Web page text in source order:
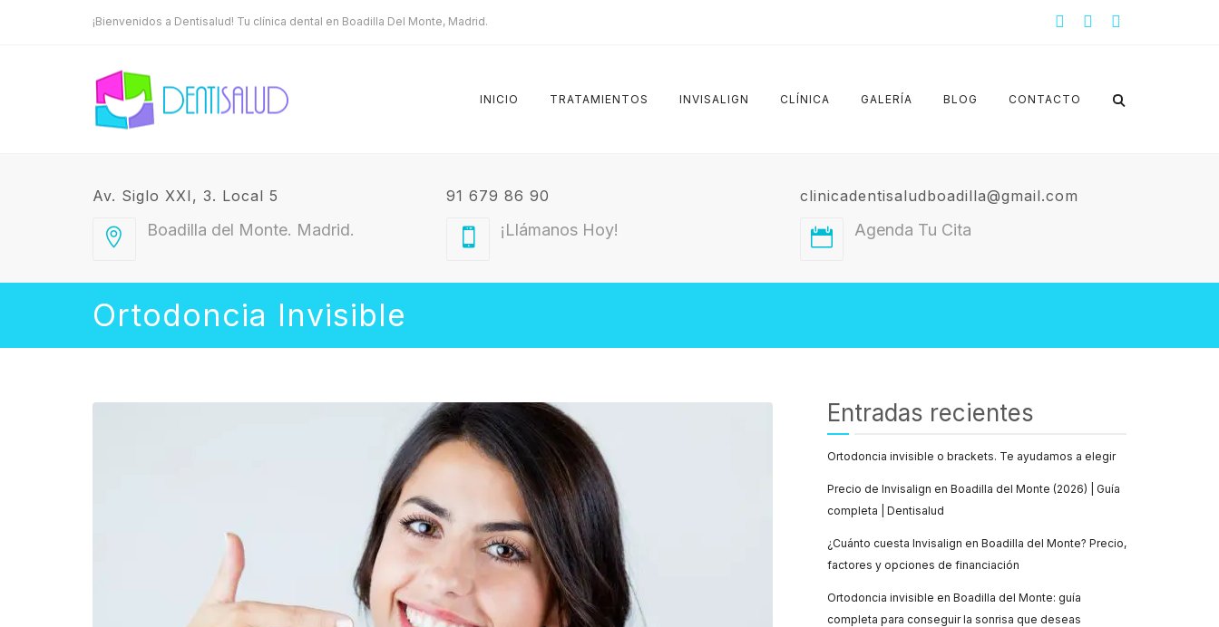
¡Bienvenidos a Dentisalud! Tu clínica dental en Boadilla Del Monte, Madrid.
INICIO TRATAMIENTOS INVISALIGN CLÍNICA GALERÍA BLOG CONTACTO
Av. Siglo XXI, 3. Local 5
Boadilla del Monte. Madrid.
91 679 86 90
¡Llámanos Hoy!
clinicadentisaludboadilla@gmail.com
Agenda Tu Cita
Ortodoncia Invisible
Entradas recientes
Ortodoncia invisible o brackets. Te ayudamos a elegir
Precio de Invisalign en Boadilla del Monte (2026) | Guía
completa | Dentisalud
¿Cuánto cuesta Invisalign en Boadilla del Monte? Precio,
factores y opciones de financiación
Ortodoncia invisible en Boadilla del Monte: guía
completa para conseguir la sonrisa que deseas